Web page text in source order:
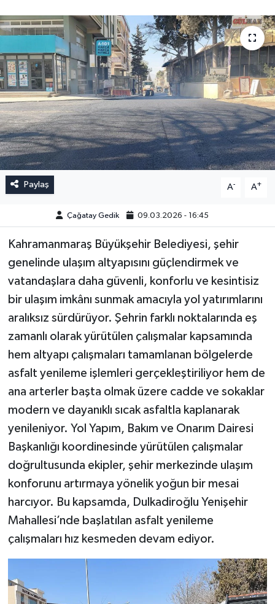
Paylaş A- A+
Çağatay Gedik 09.03.2026 - 16:45
Kahramanmaraş Büyükşehir Belediyesi, şehir
genelinde ulaşım altyapısını güçlendirmek ve
vatandaşlara daha güvenli, konforlu ve kesintisiz
bir ulaşım imkânı sunmak amacıyla yol yatırımlarını
aralıksız sürdürüyor. Şehrin farklı noktalarında eş
zamanlı olarak yürütülen çalışmalar kapsamında
hem altyapı çalışmaları tamamlanan bölgelerde
asfalt yenileme işlemleri gerçekleştiriliyor hem de
ana arterler başta olmak üzere cadde ve sokaklar
modern ve dayanıklı sıcak asfaltla kaplanarak
yenileniyor. Yol Yapım, Bakım ve Onarım Dairesi
Başkanlığı koordinesinde yürütülen çalışmalar
doğrultusunda ekipler, şehir merkezinde ulaşım
konforunu artırmaya yönelik yoğun bir mesai
harcıyor. Bu kapsamda, Dulkadiroğlu Yenişehir
Mahallesi’nde başlatılan asfalt yenileme
çalışmaları hız kesmeden devam ediyor.